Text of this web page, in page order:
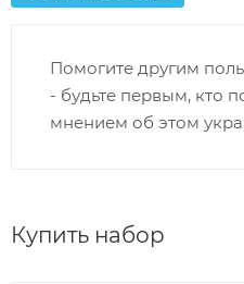
Помогите другим
- будьте первым, кто
мнением об этом
Купить набор